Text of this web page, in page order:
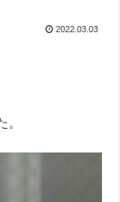
2022.03.03
。